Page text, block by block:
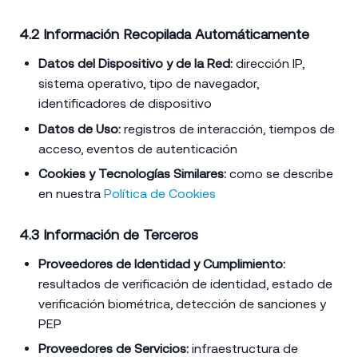
4.2 Información Recopilada Automáticamente
Datos del Dispositivo y de la Red: dirección IP,
sistema operativo, tipo de navegador,
identificadores de dispositivo
Datos de Uso: registros de interacción, tiempos de
acceso, eventos de autenticación
Cookies y Tecnologías Similares: como se describe
en nuestra Política de Cookies
4.3 Información de Terceros
Proveedores de Identidad y Cumplimiento:
resultados de verificación de identidad, estado de
verificación biométrica, detección de sanciones y
PEP
Proveedores de Servicios: infraestructura de